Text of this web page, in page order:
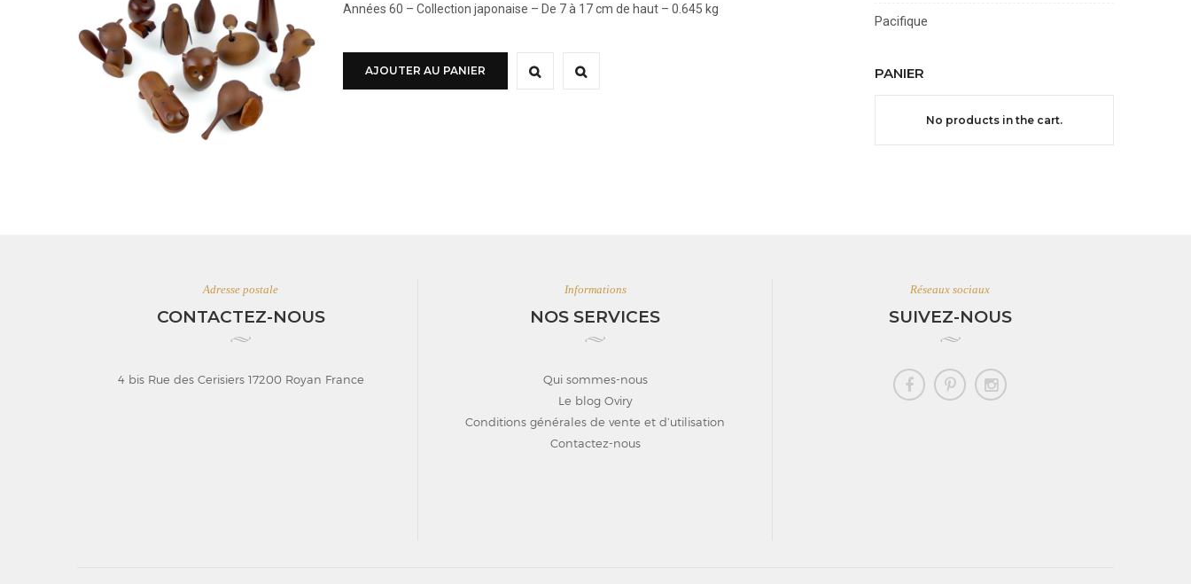
Années 60 – Collection japonaise – De 7 à 17 cm de haut – 0.645 kg
AJOUTER AU PANIER
Pacifique
PANIER
No products in the cart.
Adresse postale
CONTACTEZ-NOUS
4 bis Rue des Cerisiers 17200 Royan France
Informations
NOS SERVICES
Qui sommes-nous
Le blog Oviry
Conditions générales de vente et d’utilisation
Contactez-nous
Réseaux sociaux
SUIVEZ-NOUS